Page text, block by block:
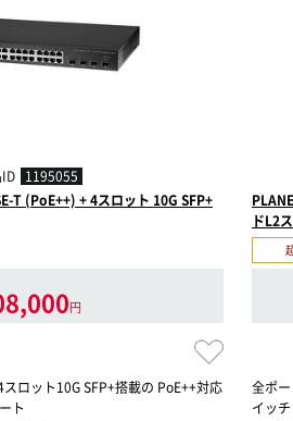
1195055
T (PoE++) + 4スロット 10G SFP+
円
ロット10G SFP+搭載の PoE++対応
ト
ドL2
全ポ
イッ